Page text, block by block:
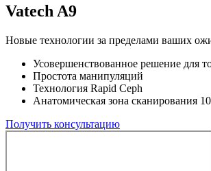
Vatech A9
Новые технологии за пределами ваших
Усовершенствованное решение для
Простота манипуляций
Технология Rapid Ceph
Анатомическая зона сканирования
Получить консультацию